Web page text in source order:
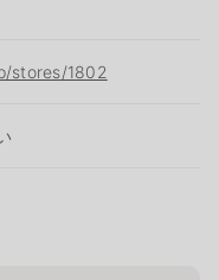
stores/1802